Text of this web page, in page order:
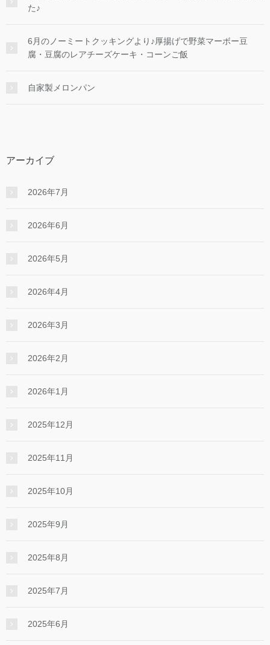
た♪
6月のノーミートクッキングより♪厚揚げで野菜マーボー豆
腐・豆腐のレアチーズケーキ・コーンご飯
自家製メロンパン
アーカイブ
2026年7月
2026年6月
2026年5月
2026年4月
2026年3月
2026年2月
2026年1月
2025年12月
2025年11月
2025年10月
2025年9月
2025年8月
2025年7月
2025年6月